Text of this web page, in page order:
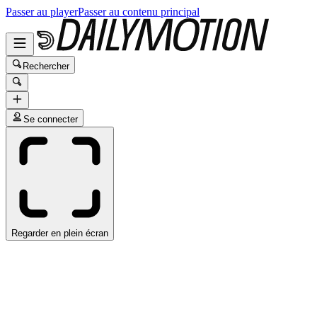
Passer au playerPasser au contenu principal
Rechercher
Se connecter
Regarder en plein écran